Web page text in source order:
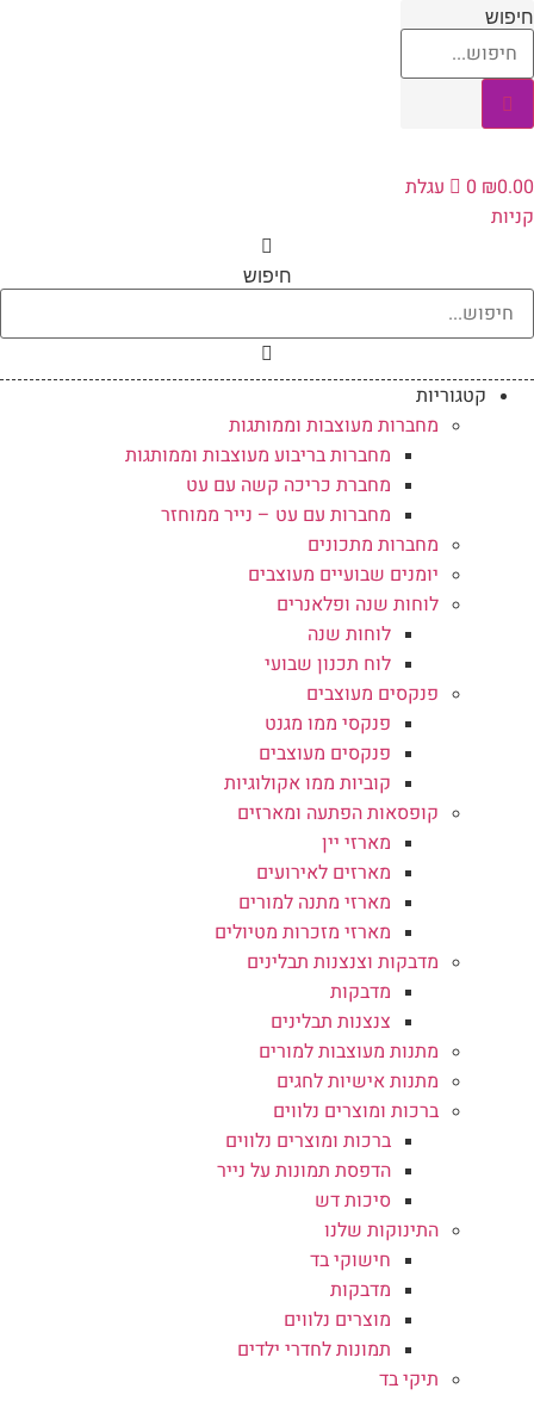
דלג
לתוכן
חיפוש
₪0.00
0
עגלת
קניות
חיפוש
קטגוריות
מחברות מעוצבות וממותגות
מחברות בריבוע מעוצבות וממותגות
מחברת כריכה קשה עם עט
מחברות עם עט – נייר ממוחזר
מחברות מתכונים
יומנים שבועיים מעוצבים
לוחות שנה ופלאנרים
לוחות שנה
לוח תכנון שבועי
פנקסים מעוצבים
פנקסי ממו מגנט
פנקסים מעוצבים
קוביות ממו אקולוגיות
קופסאות הפתעה ומארזים
מארזי יין
מארזים לאירועים
מארזי מתנה למורים
מארזי מזכרות מטיולים
מדבקות וצנצנות תבלינים
מדבקות
צנצנות תבלינים
מתנות מעוצבות למורים
מתנות אישיות לחגים
ברכות ומוצרים נלווים
ברכות ומוצרים נלווים
הדפסת תמונות על נייר
סיכות דש
התינוקות שלנו
חישוקי בד
מדבקות
מוצרים נלווים
תמונות לחדרי ילדים
תיקי בד